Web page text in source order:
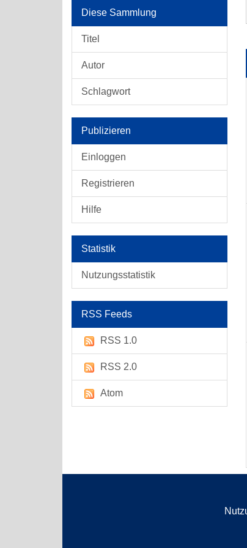
Diese Sammlung
Titel
Autor
Schlagwort
Publizieren
Einloggen
Registrieren
Hilfe
Statistik
Nutzungsstatistik
RSS Feeds
RSS 1.0
RSS 2.0
Atom